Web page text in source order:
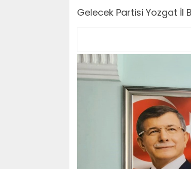
Gelecek Partisi Yozgat İl